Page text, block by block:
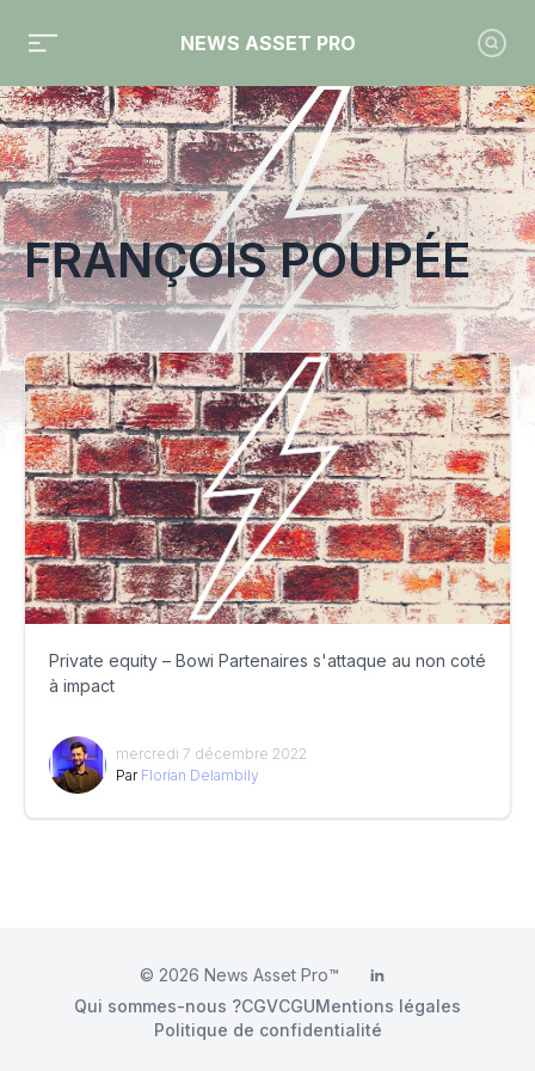
NEWS ASSET PRO
Toute l'actualité sur le tag "François Poupée"
FRANÇOIS POUPÉE
Private equity – Bowi Partenaires s'attaque au non coté
à impact
mercredi 7 décembre 2022
Par Florian Delambily
© 2026 News Asset Pro™ LinkedIn
Qui sommes-nous ?CGVCGUMentions légales
Politique de confidentialité